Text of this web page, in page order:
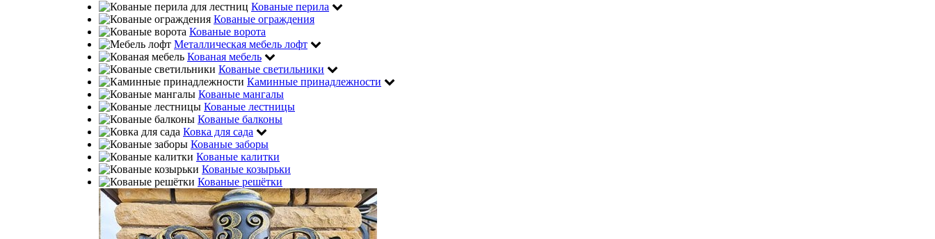
Кованые перила
Кованые ограждения
Кованые ворота
Металлическая мебель лофт
Кованая мебель
Кованые светильники
Каминные принадлежности
Кованые мангалы
Кованые лестницы
Кованые балконы
Ковка для сада
Кованые заборы
Кованые калитки
Кованые козырьки
Кованые решётки